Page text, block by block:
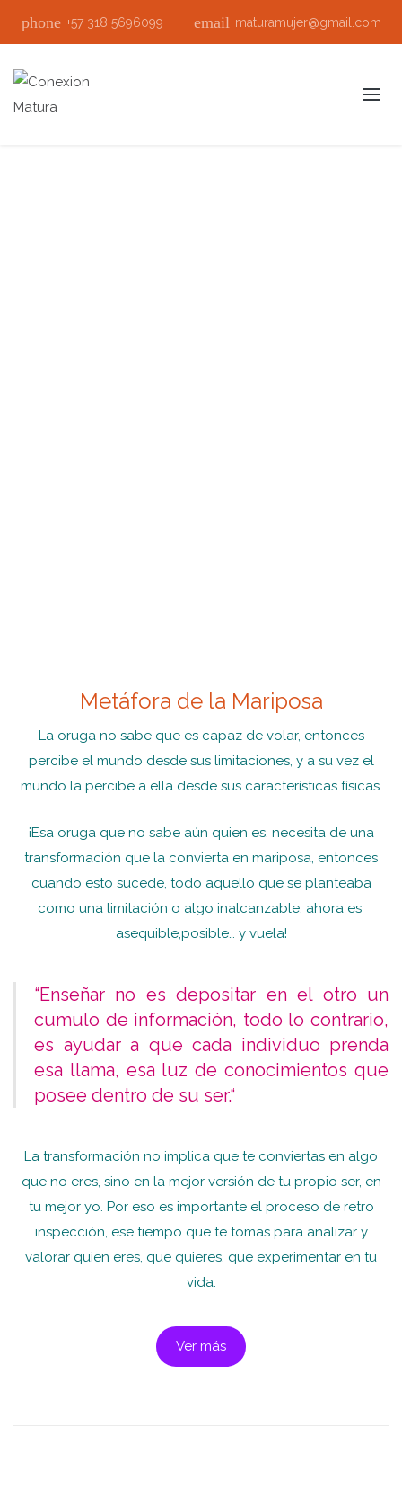
phone +57 318 5696099 email maturamujer@gmail.com
Metáfora de la Mariposa
La oruga no sabe que es capaz de volar, entonces
percibe el mundo desde sus limitaciones, y a su vez el
mundo la percibe a ella desde sus características físicas.
¡Esa oruga que no sabe aún quien es, necesita de una
transformación que la convierta en mariposa, entonces
cuando esto sucede, todo aquello que se planteaba
como una limitación o algo inalcanzable, ahora es
asequible,posible… y vuela!
“Enseñar no es depositar en el otro un
cumulo de información, todo lo contrario,
es ayudar a que cada individuo prenda
esa llama, esa luz de conocimientos que
posee dentro de su ser.“
La transformación no implica que te conviertas en algo
que no eres, sino en la mejor versión de tu propio ser, en
tu mejor yo. Por eso es importante el proceso de retro
inspección, ese tiempo que te tomas para analizar y
valorar quien eres, que quieres, que experimentar en tu
vida.
Ver más